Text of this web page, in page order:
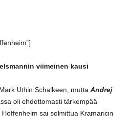
viimeinen kausi
Uthin Schalkeen, mutta Andrej
oli ehdottomasti tärkempää
sai solmittua Kramaricin